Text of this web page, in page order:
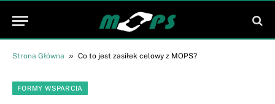
Strona Główna » Co to jest zasiłek celowy z MOPS?
FORMY WSPARCIA